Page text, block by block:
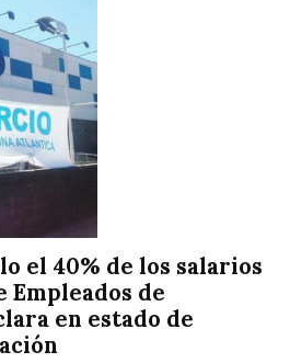
el 40% de los salarios
Empleados de
en estado de